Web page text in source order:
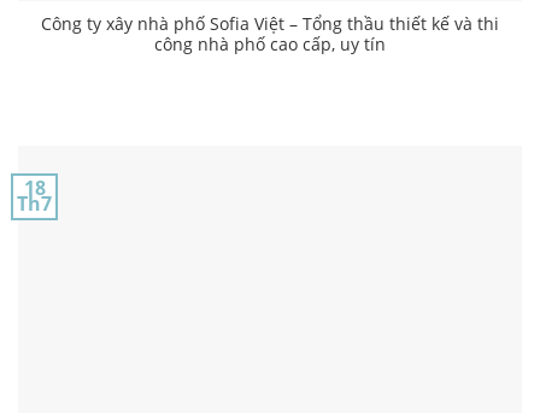
Công ty xây nhà phố Sofia Việt – Tổng thầu thiết kế và thi
công nhà phố cao cấp, uy tín
18
Th7